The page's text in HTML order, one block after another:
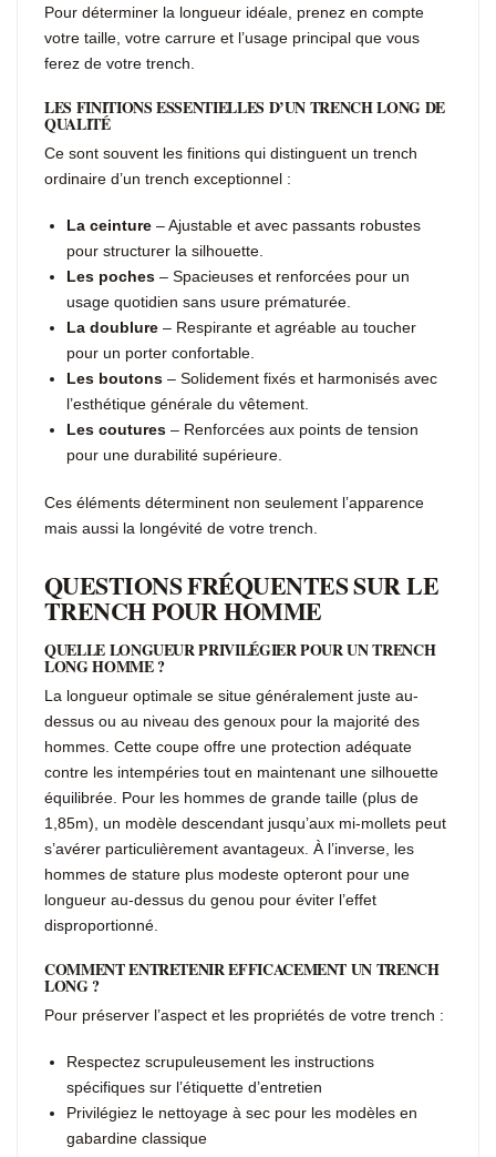
Pour déterminer la longueur idéale, prenez en compte
votre taille, votre carrure et l’usage principal que vous
ferez de votre trench.
LES FINITIONS ESSENTIELLES D’UN TRENCH LONG DE
QUALITÉ
Ce sont souvent les finitions qui distinguent un trench
ordinaire d’un trench exceptionnel :
La ceinture – Ajustable et avec passants robustes
pour structurer la silhouette.
Les poches – Spacieuses et renforcées pour un
usage quotidien sans usure prématurée.
La doublure – Respirante et agréable au toucher
pour un porter confortable.
Les boutons – Solidement fixés et harmonisés avec
l’esthétique générale du vêtement.
Les coutures – Renforcées aux points de tension
pour une durabilité supérieure.
Ces éléments déterminent non seulement l’apparence
mais aussi la longévité de votre trench.
QUESTIONS FRÉQUENTES SUR LE
TRENCH POUR HOMME
QUELLE LONGUEUR PRIVILÉGIER POUR UN TRENCH
LONG HOMME ?
La longueur optimale se situe généralement juste au-
dessus ou au niveau des genoux pour la majorité des
hommes. Cette coupe offre une protection adéquate
contre les intempéries tout en maintenant une silhouette
équilibrée. Pour les hommes de grande taille (plus de
1,85m), un modèle descendant jusqu’aux mi-mollets peut
s’avérer particulièrement avantageux. À l’inverse, les
hommes de stature plus modeste opteront pour une
longueur au-dessus du genou pour éviter l’effet
disproportionné.
COMMENT ENTRETENIR EFFICACEMENT UN TRENCH
LONG ?
Pour préserver l’aspect et les propriétés de votre trench :
Respectez scrupuleusement les instructions
spécifiques sur l’étiquette d’entretien
Privilégiez le nettoyage à sec pour les modèles en
gabardine classique